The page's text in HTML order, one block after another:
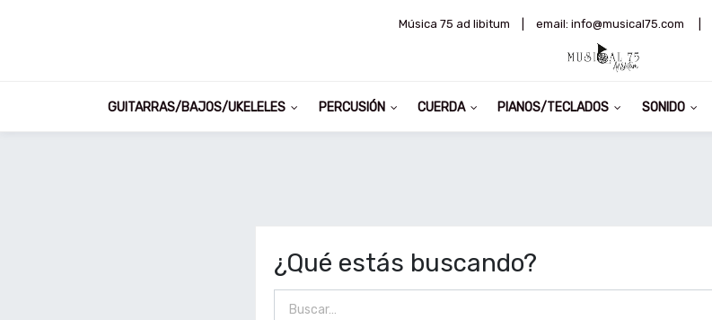
Música 75 ad libitum email: info@musical75.com
GUITARRAS/BAJOS/UKELELES PERCUSIÓN CUERDA PIANOS/TECLADOS SONIDO
¿Qué estás buscando?